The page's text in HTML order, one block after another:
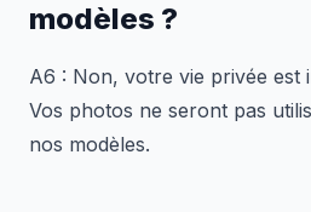
modèles ?
A6 : Non, votre vie privée est
Vos photos ne seront pas
nos modèles.